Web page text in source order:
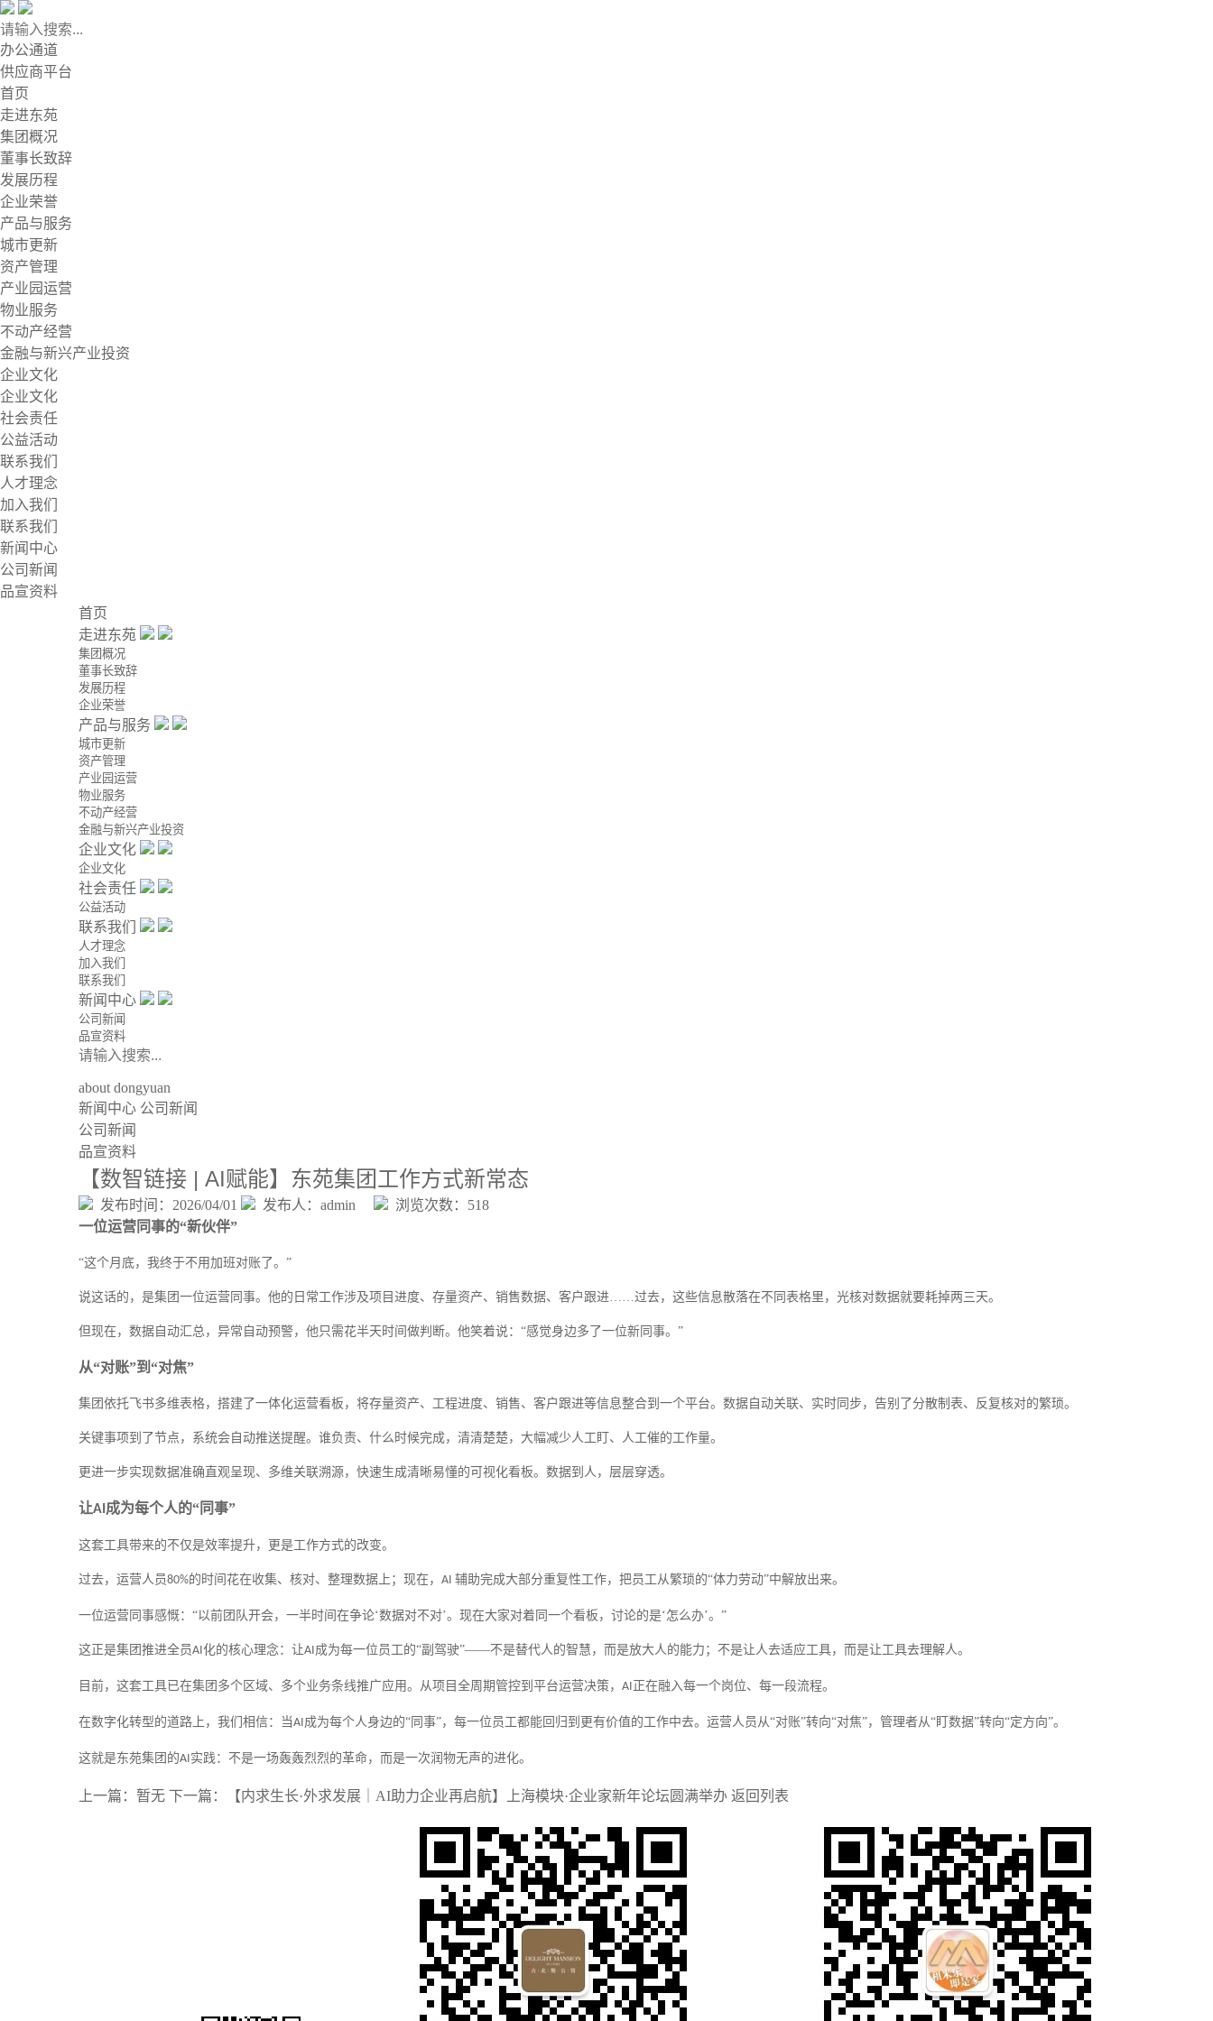
办公通道
供应商平台
首页
走进东苑
集团概况
董事长致辞
发展历程
企业荣誉
产品与服务
城市更新
资产管理
产业园运营
物业服务
不动产经营
金融与新兴产业投资
企业文化
企业文化
社会责任
公益活动
联系我们
人才理念
加入我们
联系我们
新闻中心
公司新闻
品宣资料
首页
走进东苑
集团概况
董事长致辞
发展历程
企业荣誉
产品与服务
城市更新
资产管理
产业园运营
物业服务
不动产经营
金融与新兴产业投资
企业文化
企业文化
社会责任
公益活动
联系我们
人才理念
加入我们
联系我们
新闻中心
公司新闻
品宣资料
about dongyuan
新闻中心 公司新闻
公司新闻
品宣资料
【数智链接 | AI赋能】东苑集团工作方式新常态
发布时间：2026/04/01 发布人：admin
浏览次数：518
一位运营同事的“新伙伴”
“这个月底，我终于不用加班对账了。”
说这话的，是集团一位运营同事。他的日常工作涉及项目进度、存量资产、销售数据、客户跟进……过去，这些信息散落在不同表格里，光核对数据就要耗掉两三天。
但现在，数据自动汇总，异常自动预警，他只需花半天时间做判断。他笑着说： “感觉身边多了一位新同事。”
从“对账”到“对焦”
集团依托飞书多维表格，搭建了一体化运营看板，将存量资产、工程进度、销售、客户跟进等信息整合到一个平台。数据自动关联、实时同步，告别了分散制表、反复核对的繁琐。
关键事项到了节点，系统会自动推送提醒。谁负责、什么时候完成，清清楚楚， 大幅减少人工盯、人工催的工作量。
更进一步实现数据准确直观呈现、多维关联溯源，快速生成清晰易懂的可视化看板。数据到人，层层穿透。
让AI 成为每个人的“同事”
这套工具带来的不仅是效率提升，更是工作方式的改变。
过去，运营人员80%的时间花在收集、核对、整理数据上；现在， AI 辅助完成大部分重复性工作，把员工从繁琐的“体力劳动”中解放出来。
一位运营同事感慨： “以前团队开会，一半时间在争论‘数据对不对’。现在大家对着同一个看板，讨论的是‘怎么办’。”
这正是集团推进全员AI化的核心理念：让AI成为每一位员工的“副驾驶”——不是替代人的智慧，而是放大人的能力；不是让人去适应工具，而是让工具去理解人。
目前，这套工具已在集团多个区域、多个业务条线推广应用。从项目全周期管控到平台运营决策， AI 正在融入每一个岗位、每一段流程。
在数字化转型的道路上，我们相信：当AI成为每个人身边的“同事”，每一位员工都能回归到更有价值的工作中去。运营人员从“对账”转向“对焦”，管理者从“盯数据”转向“定方向”。
这就是东苑集团的AI实践：不是一场轰轰烈烈的革命，而是一次润物无声的进化。
上一篇：暂无 下一篇：【内求生长·外求发展｜AI助力企业再启航】上海模块·企业家新年论坛圆满举办 返回列表